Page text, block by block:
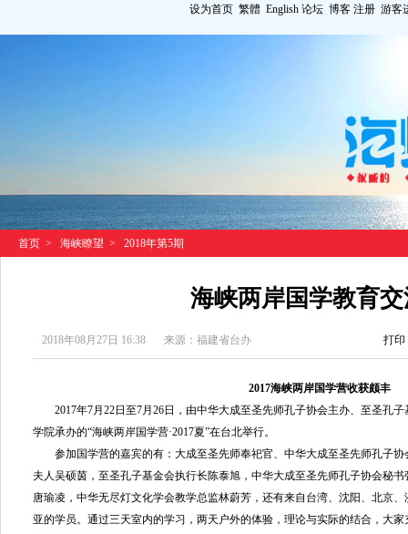
设为首页 繁體 English 论坛 博客 注册 游客
首页 > 海峡瞭望 > 2018年第5期
海峡两岸国学教育
2018年08月27日 16:38 来源：福建省台办 打印
2017海峡两岸国学营收获颇丰
2017年7月22日至7月26日，由中华大成至圣先师孔子协会主办、至圣孔子
学院承办的“海峡两岸国学营·2017夏”在台北举行。
参加国学营的嘉宾的有：大成至圣先师奉祀官、中华大成至圣先师孔子协
夫人吴硕茵，至圣孔子基金会执行长陈泰旭，中华大成至圣先师孔子协会秘
唐瑜凌，中华无尽灯文化学会教学总监林蔚芳，还有来自台湾、沈阳、北京
亚的学员。通过三天室内的学习，两天户外的体验，理论与实际的结合，大